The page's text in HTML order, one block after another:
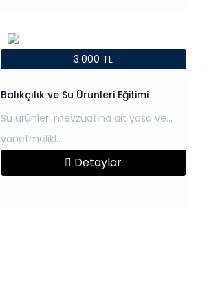
3.000 TL
Balıkçılık ve Su Ürünleri Eğitimi
Su ürünleri mevzuatına ait yasa ve
Detaylar